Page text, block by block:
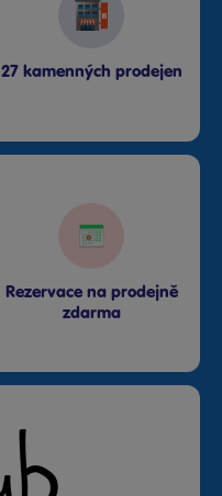
27 kamenných prodejen
Rezervace na prodejně
zdarma